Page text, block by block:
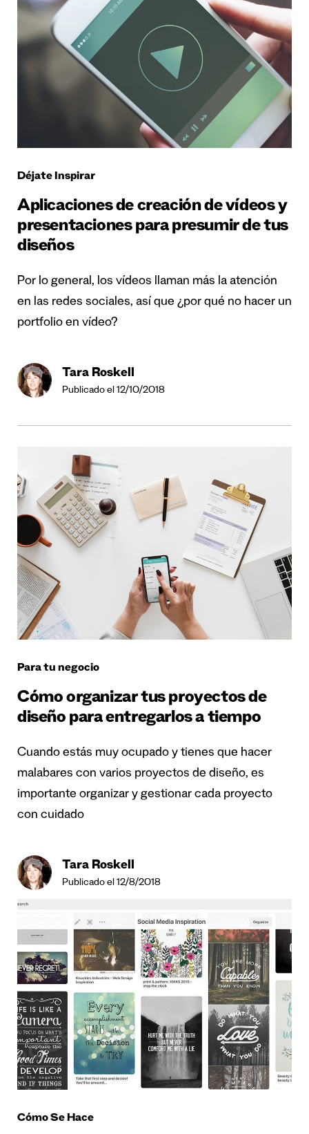
Déjate Inspirar
Aplicaciones de creación de vídeos y
presentaciones para presumir de tus
diseños
Por lo general, los vídeos llaman más la atención
en las redes sociales, así que ¿por qué no hacer un
portfolio en vídeo?
Tara Roskell
Publicado el 12/10/2018
Para tu negocio
Cómo organizar tus proyectos de
diseño para entregarlos a tiempo
Cuando estás muy ocupado y tienes que hacer
malabares con varios proyectos de diseño, es
importante organizar y gestionar cada proyecto
con cuidado
Tara Roskell
Publicado el 12/8/2018
Cómo Se Hace